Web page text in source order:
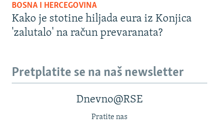
BOSNA I HERCEGOVINA
Kako je stotine hiljada eura iz Konjica
'zalutalo' na račun prevaranata?
Pretplatite se na naš newsletter
Dnevno@RSE
Pratite nas